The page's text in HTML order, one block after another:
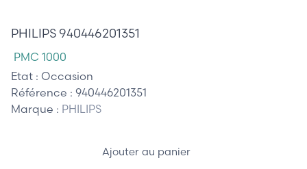
PHILIPS 940446201351
PMC 1000
Etat : Occasion
Référence : 940446201351
Marque : PHILIPS
Ajouter au panier